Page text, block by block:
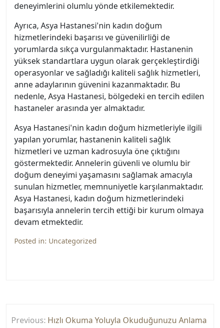
deneyimlerini olumlu yönde etkilemektedir.
Ayrıca, Asya Hastanesi'nin kadın doğum
hizmetlerindeki başarısı ve güvenilirliği de
yorumlarda sıkça vurgulanmaktadır. Hastanenin
yüksek standartlara uygun olarak gerçekleştirdiği
operasyonlar ve sağladığı kaliteli sağlık hizmetleri,
anne adaylarının güvenini kazanmaktadır. Bu
nedenle, Asya Hastanesi, bölgedeki en tercih edilen
hastaneler arasında yer almaktadır.
Asya Hastanesi'nin kadın doğum hizmetleriyle ilgili
yapılan yorumlar, hastanenin kaliteli sağlık
hizmetleri ve uzman kadrosuyla öne çıktığını
göstermektedir. Annelerin güvenli ve olumlu bir
doğum deneyimi yaşamasını sağlamak amacıyla
sunulan hizmetler, memnuniyetle karşılanmaktadır.
Asya Hastanesi, kadın doğum hizmetlerindeki
başarısıyla annelerin tercih ettiği bir kurum olmaya
devam etmektedir.
Posted in: Uncategorized
Previous: Hızlı Okuma Yoluyla Okuduğunuzu Anlama